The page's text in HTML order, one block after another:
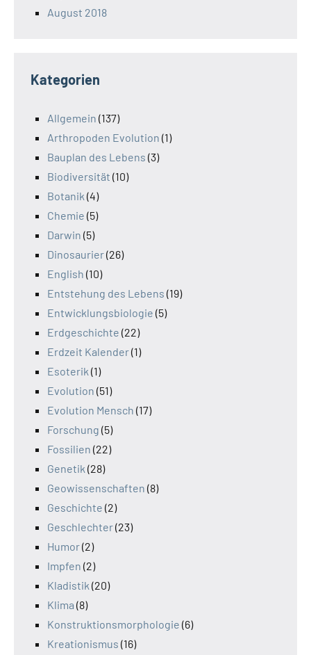
August 2018
Kategorien
Allgemein (137)
Arthropoden Evolution (1)
Bauplan des Lebens (3)
Biodiversität (10)
Botanik (4)
Chemie (5)
Darwin (5)
Dinosaurier(26)
English (10)
Entstehung des Lebens (19)
Entwicklungsbiologie (5)
Erdgeschichte (22)
Erdzeit Kalender(1)
Esoterik (1)
Evolution (51)
Evolution Mensch (17)
Forschung (5)
Fossilien (22)
Genetik (28)
Geowissenschaften (8)
Geschichte (2)
Geschlechter(23)
Humor(2)
Impfen (2)
Kladistik (20)
Klima (8)
Konstruktionsmorphologie (6)
Kreationismus (16)